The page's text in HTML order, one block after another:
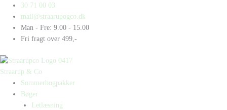
indholdet
30 71 00 03
mail@straarupogco.dk
Man - Fre: 9.00 - 15.00
Fri fragt over 499,-
Straarup & Co
Sommerbogpakker
Bøger
Letlæsning
Products
search
Products
search